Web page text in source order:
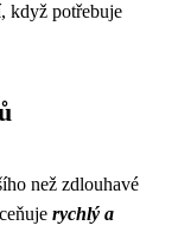
když potřebuje
než zdlouhavé
rychlý a